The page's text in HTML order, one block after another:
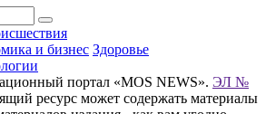
и бизнес Здоровье
портал «MOS NEWS». ЭЛ №
ресурс может содержать материалы